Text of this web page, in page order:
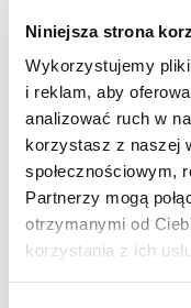
Niniejsza strona
Wykorzystujemy
i reklam, aby
analizować ruch w
korzystasz z naszej
społecznościowym,
Partnerzy mogą
otrzymanymi od
korzystania z ich
74
10